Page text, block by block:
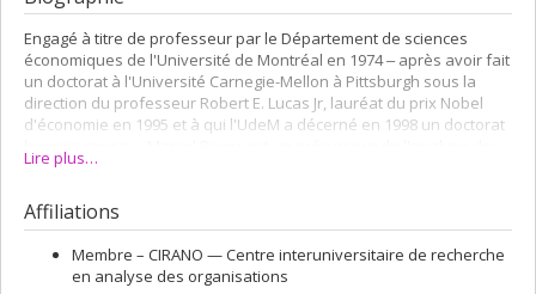
Engagé à titre de professeur par le Département de sciences
économiques de l'Université de Montréal en 1974 ‒ après avoir fait
un doctorat à l'Université Carnegie-Mellon à Pittsburgh sous la
direction du professeur Robert E. Lucas Jr, lauréat du prix Nobel
d'économie en 1995 et à qui l'UdeM a décerné en 1998 un doctorat
options réelles en évaluation des investissements dans les
ses travaux en économie de l'information et pour ses réalisations
dans les domaines de l'économie et de l'économétrie de la
sécurité routière et de l'assurance automobile. Sa contribution à
l'analyse économique du droit (valorisation des droits d'auteur,
Lire plus…
Affiliations
Membre – CIRANO — Centre interuniversitaire de recherche
en analyse des organisations